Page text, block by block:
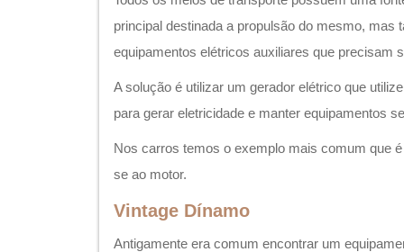
principal destinada a propulsão do mesmo, mas
equipamentos elétricos auxiliares que precisam
A solução é utilizar um gerador elétrico que
para gerar eletricidade e manter equipamentos
Nos carros temos o exemplo mais comum que
se ao motor.
Vintage Dínamo
Antigamente era comum encontrar um